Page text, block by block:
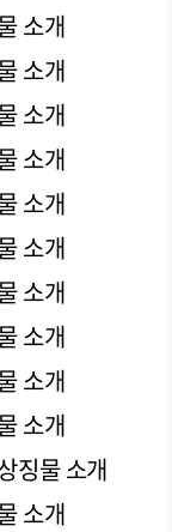
소개
소개
소개
소개
소개
소개
소개
소개
소개
소개
징물 소개
소개